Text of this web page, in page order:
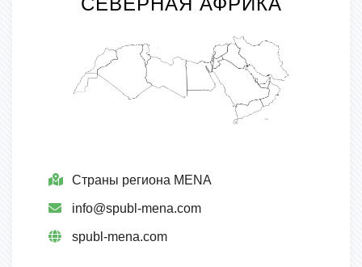
Страны региона MENA
info@spubl-mena.com
spubl-mena.com